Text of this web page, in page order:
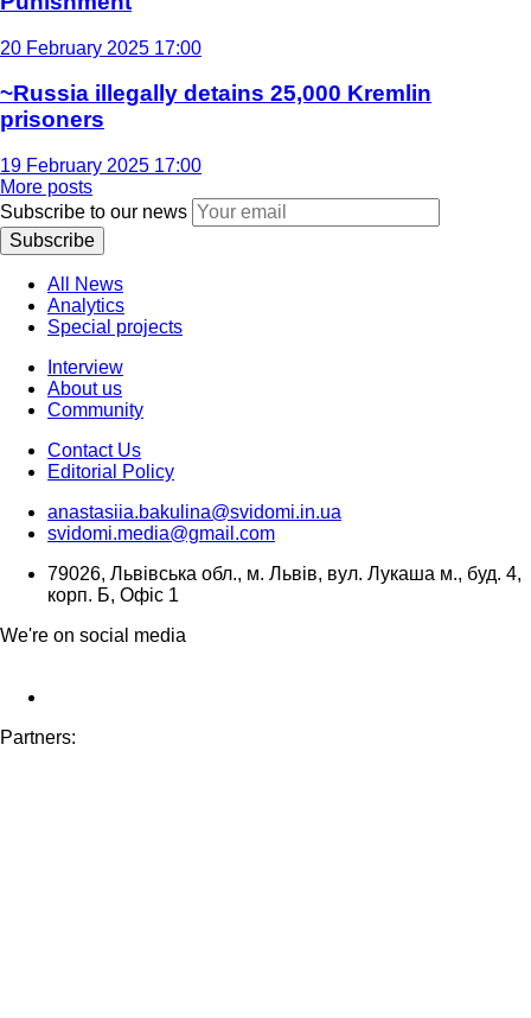
20 February 2025 17:00
~Russia illegally detains 25,000 Kremlin
prisoners
19 February 2025 17:00
More posts
Subscribe to our news
Subscribe
All News
Analytics
Special projects
Interview
About us
Community
Contact Us
Editorial Policy
anastasiia.bakulina@svidomi.in.ua
svidomi.media@gmail.com
79026, Львівська обл., м. Львів, вул. Лукаша м., буд. 4,
корп. Б, Офіс 1
We're on social media
Partners: